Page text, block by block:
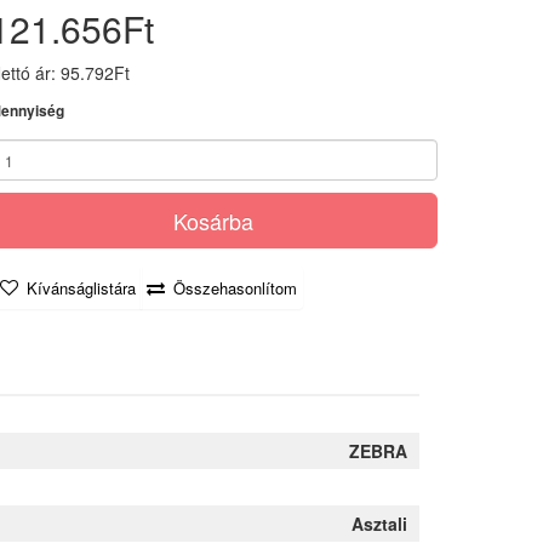
ár: 95.792Ft
Kosárba
Kívánságlistára Összehasonlítom
ZEBRA
Asztali